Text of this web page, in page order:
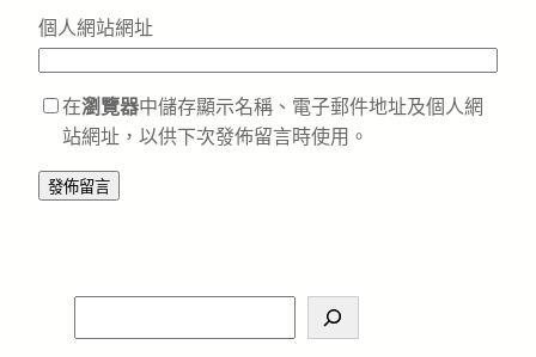
個人網站網址
在瀏覽器中儲存顯示名稱、電子郵件地址及個人網
站網址，以供下次發佈留言時使用。
e